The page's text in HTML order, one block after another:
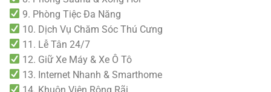
9. Phòng Tiệc Đa Năng
10. Dịch Vụ Chăm Sóc Thú Cưng
11. Lễ Tân 24/7
12. Giữ Xe Máy & Xe Ô Tô
13. Internet Nhanh & Smarthome